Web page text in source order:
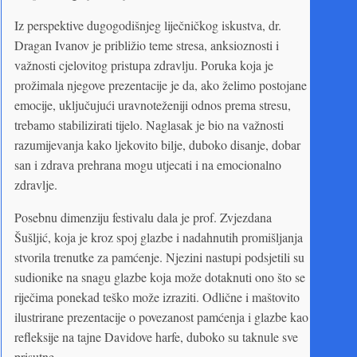
Iz perspektive dugogodišnjeg liječničkog iskustva, dr.
Dragan Ivanov je približio teme stresa, anksioznosti i
važnosti cjelovitog pristupa zdravlju. Poruka koja je
prožimala njegove prezentacije je da, ako želimo postojane
emocije, uključujući uravnoteženiji odnos prema stresu,
trebamo stabilizirati tijelo. Naglasak je bio na važnosti
razumijevanja kako ljekovito bilje, duboko disanje, dobar
san i zdrava prehrana mogu utjecati i na emocionalno
zdravlje.
Posebnu dimenziju festivalu dala je prof. Zvjezdana
Šušljić, koja je kroz spoj glazbe i nadahnutih promišljanja
stvorila trenutke za pamćenje. Njezini nastupi podsjetili su
sudionike na snagu glazbe koja može dotaknuti ono što se
riječima ponekad teško može izraziti. Odlične i maštovito
ilustrirane prezentacije o povezanost pamćenja i glazbe kao
refleksije na tajne Davidove harfe, duboko su taknule sve